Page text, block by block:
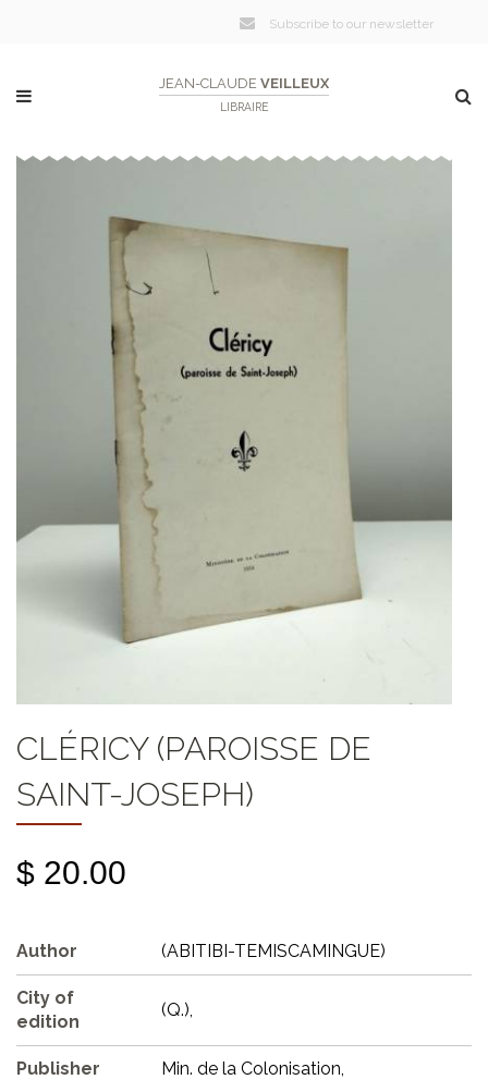
Subscribe to our newsletter
JEAN-CLAUDE VEILLEUX
LIBRAIRE
CLÉRICY (PAROISSE DE
SAINT-JOSEPH)
$ 20.00
Author (ABITIBI-TEMISCAMINGUE)
City of
edition
(Q.),
Publisher Min. de la Colonisation,